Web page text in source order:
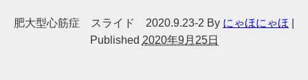
肥大型心筋症 スライド 2020.9.23-2 By にゃほにゃほ
Published 2020年9月25日